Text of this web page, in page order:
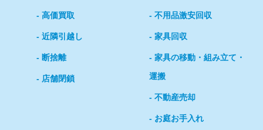
高価買取
近隣引越し
断捨離
店舗閉鎖
不用品激安回収
家具回収
家具の移動・組み立て・
運搬
不動産売却
お庭お手入れ